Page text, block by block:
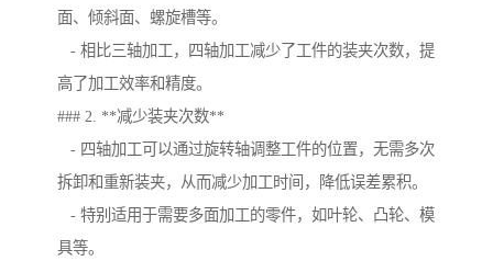
面、倾斜面、螺旋槽等。
- 相比三轴加工，四轴加工减少了工件的装夹次数，提
高了加工效率和精度。
### 2. **减少装夹次数**
- 四轴加工可以通过旋转轴调整工件的位置，无需多次
拆卸和重新装夹，从而减少加工时间，降低误差累积。
- 特别适用于需要多面加工的零件，如叶轮、凸轮、模
具等。